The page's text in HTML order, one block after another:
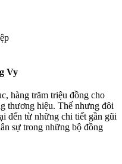
Vy
hàng trăm triệu đồng cho
thương hiệu. Thế nhưng đôi
đến từ những chi tiết gần gũi
sự trong những bộ đồng